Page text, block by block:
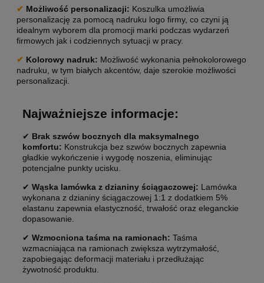
✔ Możliwość personalizacji: Koszulka umożliwia
personalizację za pomocą nadruku logo firmy, co czyni ją
idealnym wyborem dla promocji marki podczas wydarzeń
firmowych jak i codziennych sytuacji w pracy.
✔ Kolorowy nadruk: Możliwość wykonania pełnokolorowego
nadruku, w tym białych akcentów, daje szerokie możliwości
personalizacji.
Najważniejsze informacje:
✔ Brak szwów bocznych dla maksymalnego
komfortu: Konstrukcja bez szwów bocznych zapewnia
gładkie wykończenie i wygodę noszenia, eliminując
potencjalne punkty ucisku.
✔ Wąska lamówka z dzianiny ściągaczowej: Lamówka
wykonana z dzianiny ściągaczowej 1:1 z dodatkiem 5%
elastanu zapewnia elastyczność, trwałość oraz eleganckie
dopasowanie.
✔ Wzmocniona taśma na ramionach: Taśma
wzmacniająca na ramionach zwiększa wytrzymałość,
zapobiegając deformacji materiału i przedłużając
żywotność produktu.